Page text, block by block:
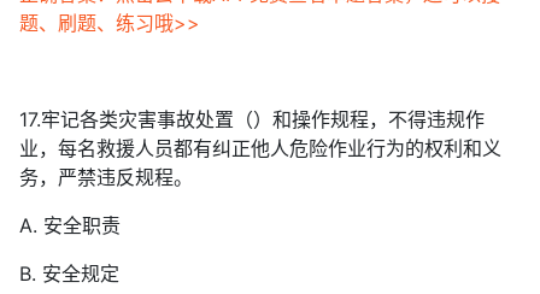
题、刷题、练习哦>>
17.牢记各类灾害事故处置（）和操作规程，不得违规作
业，每名救援人员都有纠正他人危险作业行为的权利和义
务，严禁违反规程。
A. 安全职责
B. 安全规定